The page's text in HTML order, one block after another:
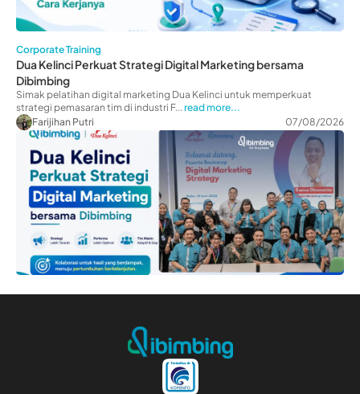
Corporate Training
Dua Kelinci Perkuat Strategi Digital Marketing bersama
Dibimbing
Simak pelatihan digital marketing Dua Kelinci untuk memperkuat
strategi pemasaran tim di industri F...read more...
Farijihan Putri
07/08/2026